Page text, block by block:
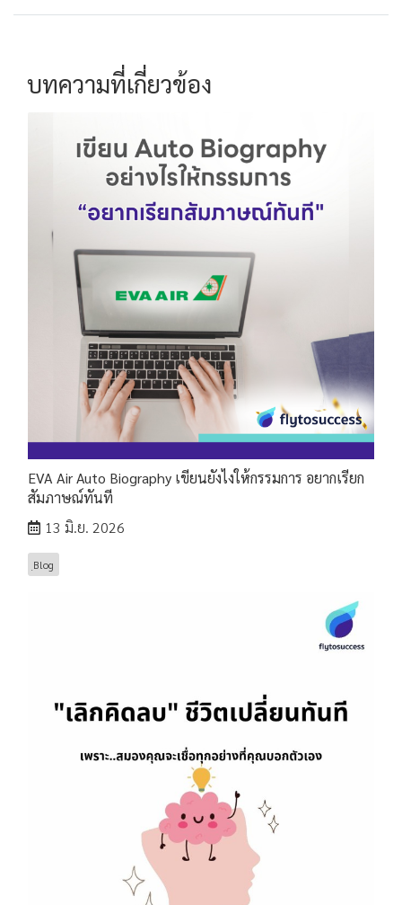
บทความที่เกี่ยวข้อง
EVA Air Auto Biography เขียนยังไงให้กรรมการ อยากเรียก
สัมภาษณ์ทันที
13 มิ.ย. 2026
ฺBlog